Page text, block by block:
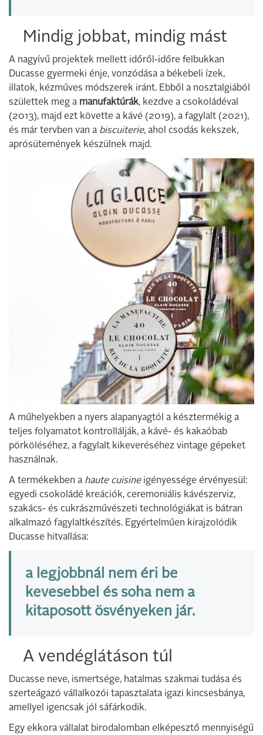
Mindig jobbat, mindig mást
A nagyívű projektek mellett időről-időre felbukkan
Ducasse gyermeki énje, vonzódása a békebeli ízek,
illatok, kézműves módszerek iránt. Ebből a nosztalgiából
születtek meg a manufaktúrák, kezdve a csokoládéval
(2013), majd ezt követte a kávé (2019), a fagylalt (2021),
és már tervben van a biscuiterie, ahol csodás kekszek,
aprósütemények készülnek majd.
A műhelyekben a nyers alapanyagtól a késztermékig a
teljes folyamatot kontrollálják, a kávé- és kakaóbab
pörköléséhez, a fagylalt kikeveréséhez vintage gépeket
használnak.
A termékekben a haute cuisineigényessége érvényesül:
egyedi csokoládé kreációk, ceremoniális kávészerviz,
szakács- és cukrászművészeti technológiákat is bátran
alkalmazó fagylaltkészítés. Egyértelműen kirajzolódik
Ducasse hitvallása:
a legjobbnál nem éri be
kevesebbel és soha nem a
kitaposott ösvényeken jár.
A vendéglátáson túl
Ducasse neve, ismertsége, hatalmas szakmai tudása és
szerteágazó vállalkozói tapasztalata igazi kincsesbánya,
amellyel igencsak jól sáfárkodik.
Egy ekkora vállalat birodalomban elképesztő mennyiségű